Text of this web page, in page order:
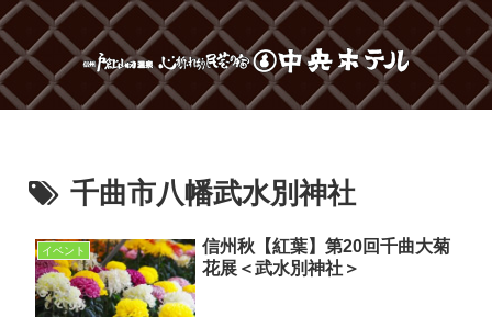
千曲市八幡武水別神社
イベント
信州秋【紅葉】第20回千曲大菊
花展＜武水別神社＞